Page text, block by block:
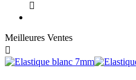

Meilleures Ventes
